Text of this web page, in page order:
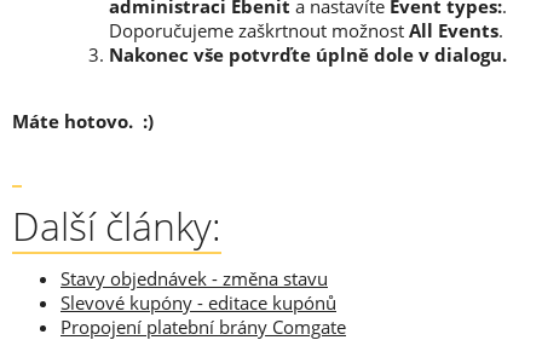
administraci Ebenit a nastavíte Event types:.
Doporučujeme zaškrtnout možnost All Events.
Nakonec vše potvrďte úplně dole v dialogu.
Máte hotovo. :)
Další články:
Stavy objednávek - změna stavu
Slevové kupóny - editace kupónů
Propojení platební brány Comgate